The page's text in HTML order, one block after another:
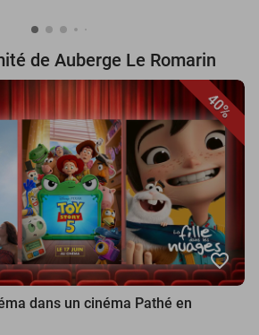
de Auberge Le Romarin
40%
favorite_border
dans un cinéma Pathé en